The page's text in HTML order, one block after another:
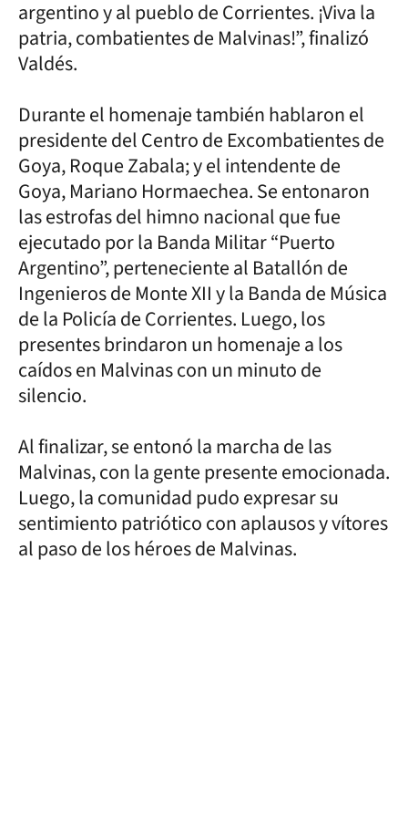
argentino y al pueblo de Corrientes. ¡Viva la
patria, combatientes de Malvinas!”, finalizó
Valdés.
Durante el homenaje también hablaron el
presidente del Centro de Excombatientes de
Goya, Roque Zabala; y el intendente de
Goya, Mariano Hormaechea. Se entonaron
las estrofas del himno nacional que fue
ejecutado por la Banda Militar “Puerto
Argentino”, perteneciente al Batallón de
Ingenieros de Monte XII y la Banda de Música
de la Policía de Corrientes. Luego, los
presentes brindaron un homenaje a los
caídos en Malvinas con un minuto de
silencio.
Al finalizar, se entonó la marcha de las
Malvinas, con la gente presente emocionada.
Luego, la comunidad pudo expresar su
sentimiento patriótico con aplausos y vítores
al paso de los héroes de Malvinas.